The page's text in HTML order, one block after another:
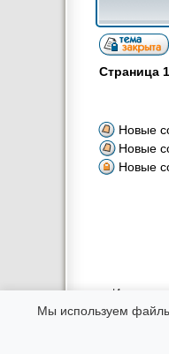
Страница 1
Новые
Новые
Новые
Мы используем